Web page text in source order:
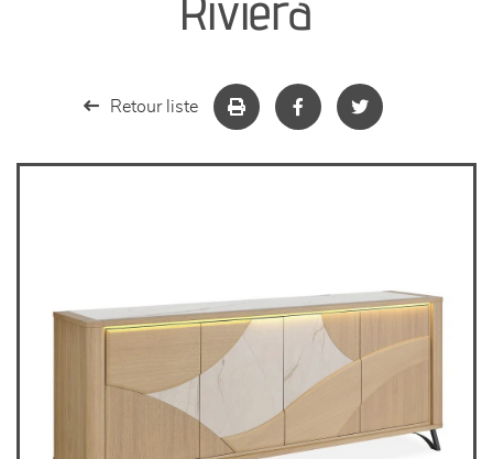
meubles de complément
Retour liste